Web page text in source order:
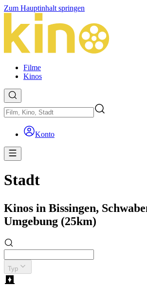
Zum Hauptinhalt springen
Filme
Kinos
Konto
Stadt
Kinos in Bissingen,
Umgebung (25km)
Typ